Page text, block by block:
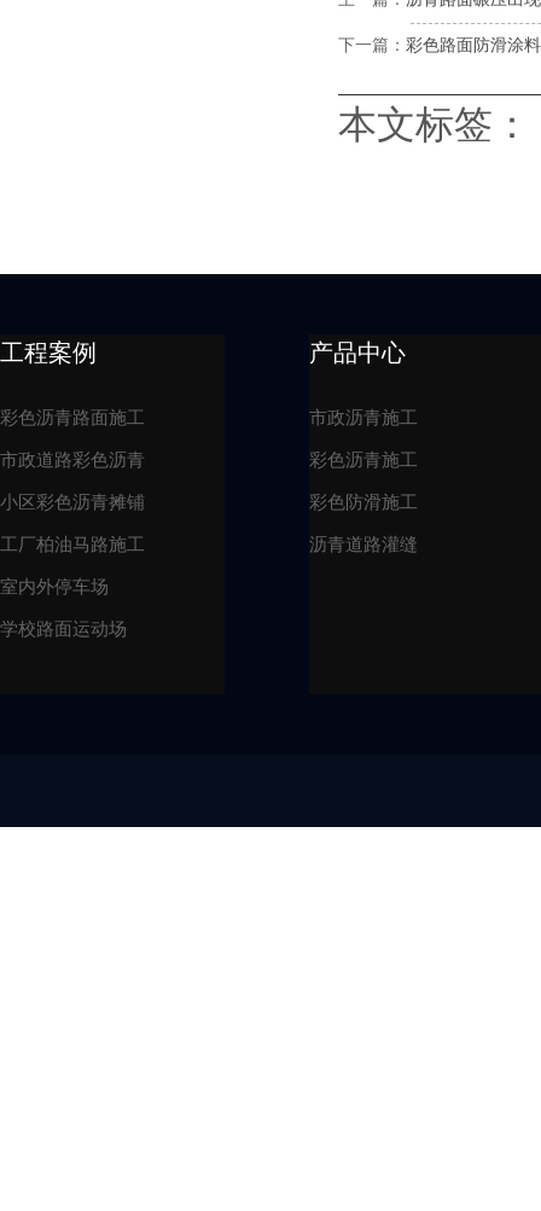
下一篇： 彩色路面防滑涂
本文标签：
工程案例
彩色沥青路面施工
市政道路彩色沥青
小区彩色沥青摊铺
工厂柏油马路施工
室内外停车场
学校路面运动场
产品中心
市政沥青施工
彩色沥青施工
彩色防滑施工
沥青道路灌缝